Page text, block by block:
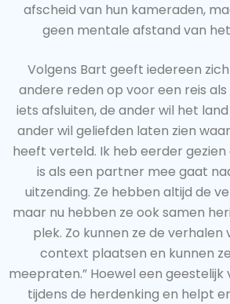
afscheid van hun kameraden,
geen mentale afstand van
Volgens Bart geeft iedereen
andere reden op voor een reis als
iets afsluiten, de ander wil het
ander wil geliefden laten zien
heeft verteld. Ik heb eerder
is als een partner mee gaat
uitzending. Ze hebben altijd de
maar nu hebben ze ook samen
plek. Zo kunnen ze de verhalen
context plaatsen en kunnen
meepraten.” Hoewel een
tijdens de herdenking en helpt